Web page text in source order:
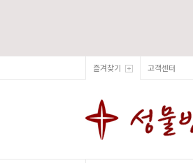
즐겨찾기 고객센터